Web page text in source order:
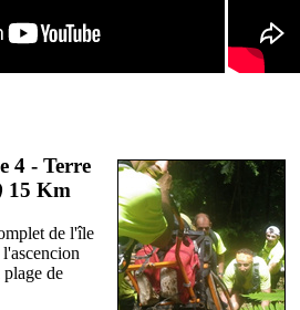
4 - Terre
15 Km
de l'île
de